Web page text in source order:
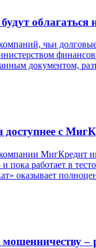
облагаться
чьи
документом,
с
МигКредит
пока работает в
оказывает
–